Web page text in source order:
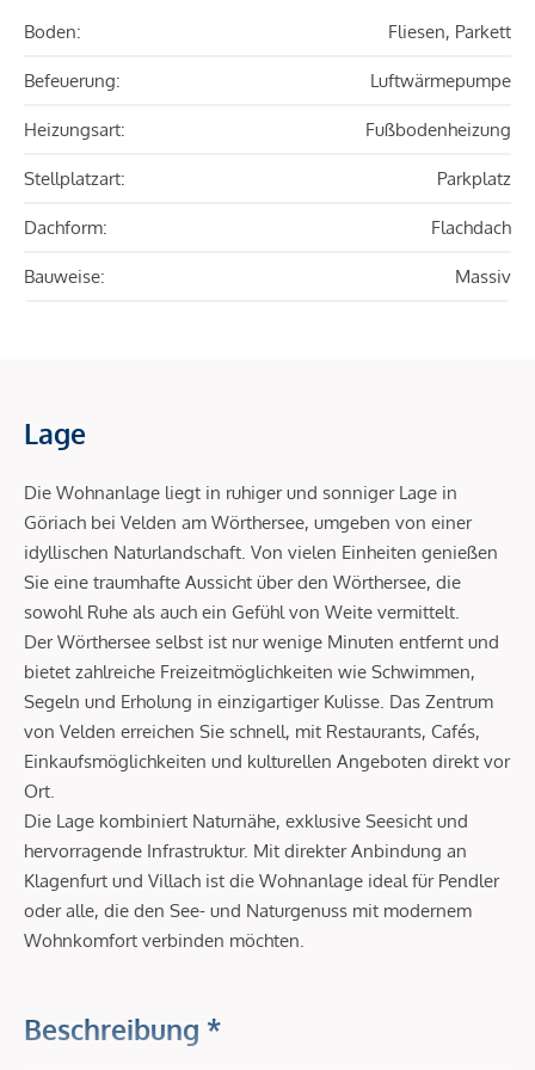
Boden: Fliesen, Parkett
Befeuerung: Luftwärmepumpe
Heizungsart: Fußbodenheizung
Stellplatzart: Parkplatz
Dachform: Flachdach
Bauweise: Massiv
Lage
Die Wohnanlage liegt in ruhiger und sonniger Lage in
Göriach bei Velden am Wörthersee, umgeben von einer
idyllischen Naturlandschaft. Von vielen Einheiten genießen
Sie eine traumhafte Aussicht über den Wörthersee, die
sowohl Ruhe als auch ein Gefühl von Weite vermittelt.
Der Wörthersee selbst ist nur wenige Minuten entfernt und
bietet zahlreiche Freizeitmöglichkeiten wie Schwimmen,
Segeln und Erholung in einzigartiger Kulisse. Das Zentrum
von Velden erreichen Sie schnell, mit Restaurants, Cafés,
Einkaufsmöglichkeiten und kulturellen Angeboten direkt vor
Ort.
Die Lage kombiniert Naturnähe, exklusive Seesicht und
hervorragende Infrastruktur. Mit direkter Anbindung an
Klagenfurt und Villach ist die Wohnanlage ideal für Pendler
oder alle, die den See- und Naturgenuss mit modernem
Wohnkomfort verbinden möchten.
Beschreibung *